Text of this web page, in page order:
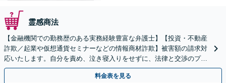
霊感商法
【金融機関での勤務歴のある実務経験豊富な弁護士】【投資・不動産
詐欺／起業や仮想通貨セミナーなどの情報商材詐欺】被害額の請求対
応いたします。自分を責め、泣き寝入りをせずに、法律と交渉のプロ
にまずはご相談ください。【表参道駅から徒歩3分】
料金表を見る